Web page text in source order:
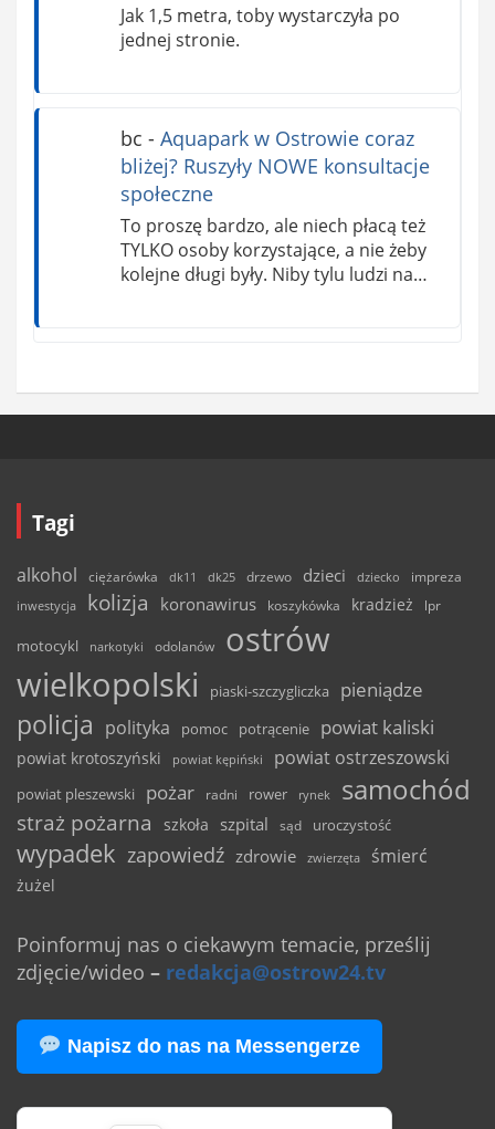
Jak 1,5 metra, toby wystarczyła po
jednej stronie.
bc - Aquapark w Ostrowie coraz
bliżej? Ruszyły NOWE konsultacje
społeczne
To proszę bardzo, ale niech płacą też
TYLKO osoby korzystające, a nie żeby
kolejne długi były. Niby tylu ludzi na…
Tagi
alkohol ciężarówka dk11 dk25 drzewo dzieci dziecko
impreza
inwestycja
kolizja koronawirus koszykówka kradzież lpr
motocykl narkotyki odolanów
ostrów
wielkopolski
piaski-szczygliczka pieniądze
policja polityka pomoc potrącenie powiat kaliski
powiat krotoszyński powiat kępiński powiat ostrzeszowski
powiat pleszewski pożar radni rower rynek samochód
straż pożarna szkoła szpital sąd uroczystość
wypadek zapowiedź zdrowie zwierzęta śmierć
żużel
Poinformuj nas o ciekawym temacie, prześlij
zdjęcie/wideo – redakcja@ostrow24.tv
Napisz do nas na Messengerze